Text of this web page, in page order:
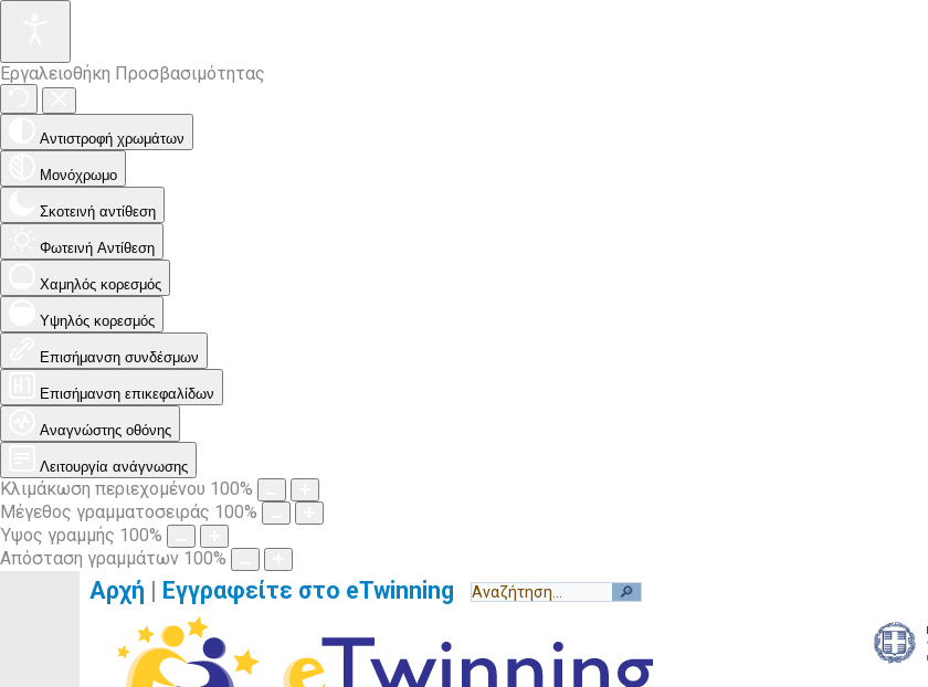
Εργαλειοθήκη Προσβασιμότητας
Αντιστροφή χρωμάτων
Μονόχρωμο
Σκοτεινή αντίθεση
Φωτεινή Αντίθεση
Χαμηλός κορεσμός
Υψηλός κορεσμός
Επισήμανση συνδέσμων
Επισήμανση επικεφαλίδων
Αναγνώστης οθόνης
Λειτουργία ανάγνωσης
Κλιμάκωση περιεχομένου 100%
Μέγεθος γραμματοσειράς 100%
Ύψος γραμμής 100%
Απόσταση γραμμάτων 100%
Αρχή | Εγγραφείτε στο eTwinning